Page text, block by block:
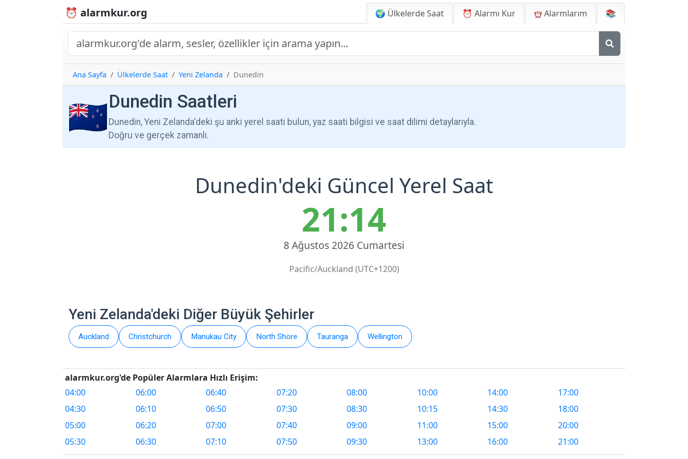
⏰ alarmkur.org 🌍 Ülkelerde Saat ⏰ Alarmı Kur Alarmlarım 📚
Ana Sayfa Ülkelerde Saat Yeni Zelanda Dunedin
🇳🇿Dunedin Saatleri
Dunedin, Yeni Zelanda'deki şu anki yerel saati bulun, yaz saati bilgisi ve saat dilimi detaylarıyla.
Doğru ve gerçek zamanlı.
Dunedin'deki Güncel Yerel Saat
21:14
8 Ağustos 2026 Cumartesi
Pacific/Auckland (UTC+1200)
Yeni Zelanda'deki Diğer Büyük Şehirler
Auckland Christchurch Manukau City North Shore Tauranga Wellington
alarmkur.org'de Popüler Alarmlara Hızlı Erişim:
04:00
04:30
05:00
05:30
06:00
06:10
06:20
06:30
06:40
06:50
07:00
07:10
07:20
07:30
07:40
07:50
08:00
08:30
09:00
09:30
10:00
10:15
11:00
13:00
14:00
14:30
15:00
16:00
17:00
18:00
20:00
21:00